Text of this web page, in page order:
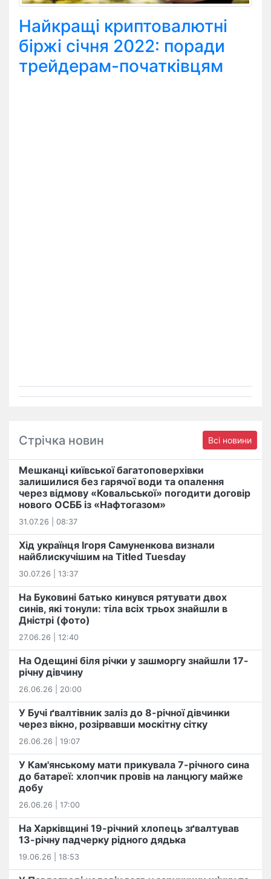
Найкращі криптовалютні
біржі січня 2022: поради
трейдерам-початківцям
Стрічка новин Всі новини
Мешканці київської багатоповерхівки
залишилися без гарячої води та опалення
через відмову «Ковальської» погодити договір
нового ОСББ із «Нафтогазом»
31.07.26 | 08:37
Хід українця Ігоря Самуненкова визнали
найблискучішим на Titled Tuesday
30.07.26 | 13:37
На Буковині батько кинувся рятувати двох
синів, які тонули: тіла всіх трьох знайшли в
Дністрі (фото)
27.06.26 | 12:40
На Одещині біля річки у зашморгу знайшли 17-
річну дівчину
26.06.26 | 20:00
У Бучі ґвалтівник заліз до 8-річної дівчинки
через вікно, розірвавши москітну сітку
26.06.26 | 19:07
У Кам'янському мати прикувала 7-річного сина
до батареї: хлопчик провів на ланцюгу майже
добу
26.06.26 | 17:00
На Харківщині 19-річний хлопець​ ️зґвалтував
13-річну падчерку рідного дядька
19.06.26 | 18:53